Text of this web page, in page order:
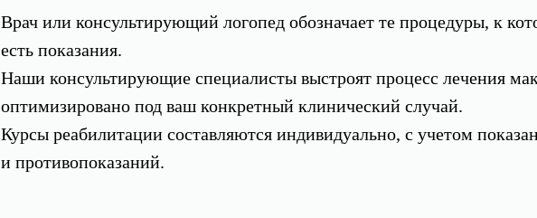
Врач или консультирующий логопед обозначает те процедуры, к
есть показания.
Наши консультирующие специалисты выстроят процесс лечения
оптимизировано под ваш конкретный клинический случай.
Курсы реабилитации составляются индивидуально, с учетом
и противопоказаний.